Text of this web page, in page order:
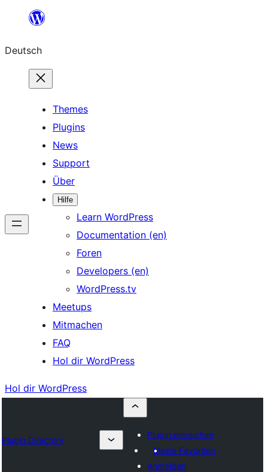
springen
Deutsch
Themes
Plugins
News
Support
Über
Hilfe
Learn WordPress
Documentation (en)
Foren
Developers (en)
WordPress.tv
Meetups
Mitmachen
FAQ
Hol dir WordPress
Hol dir WordPress
Plugin Directory
Plugin einreichen
Meine Favoriten
Anmelden